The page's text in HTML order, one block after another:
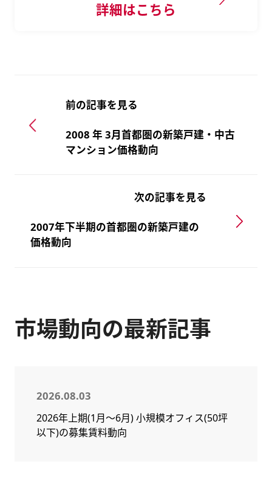
詳細はこちら
前の記事を見る
2008 年 3月首都圏の新築戸建・中古
マンション価格動向
次の記事を見る
2007年下半期の首都圏の新築戸建の
価格動向
市場動向の最新記事
2026.08.03
2026年上期(1月～6月) 小規模オフィス(50坪
以下)の募集賃料動向